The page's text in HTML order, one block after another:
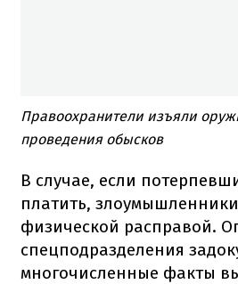
Правоохранители изъяли
проведения обысков
В случае, если
платить,
физической расправой.
спецподразделения
многочисленные факты